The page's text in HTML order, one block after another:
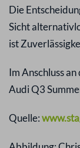
Die
Sicht
ist
Im Anschluss
Audi Q3
Quelle: